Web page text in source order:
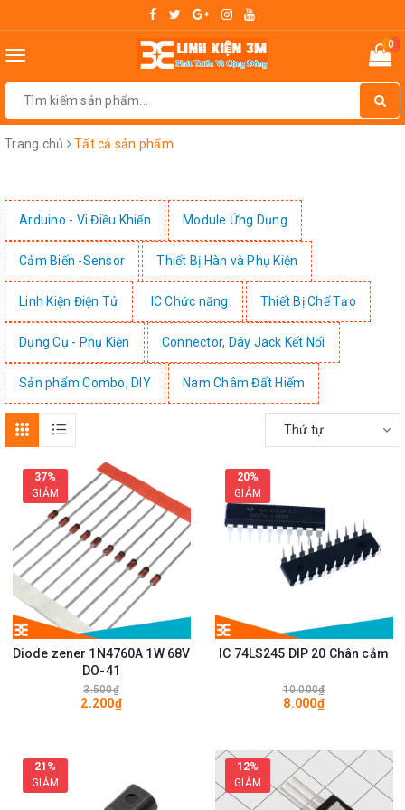
Toggle
0
Trang chủ Tất cả sản phẩm
Arduino - Vi Điều Khiển Module Ứng Dụng
Cảm Biến -Sensor Thiết Bị Hàn và Phụ Kiện
Linh Kiện Điện Tử IC Chức năng Thiết Bị Chế Tạo
Dụng Cụ - Phụ Kiện Connector, Dây Jack Kết Nối
Sản phẩm Combo, DIY Nam Châm Đất Hiếm
Thứ tự
37%
GIẢM
Diode zener 1N4760A 1W 68V
DO-41
3.500₫
2.200₫
20%
GIẢM
IC 74LS245 DIP 20 Chân cắm
10.000₫
8.000₫
21%
GIẢM
12%
GIẢM